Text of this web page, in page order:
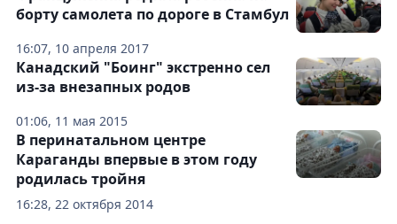
16:07, 10 апреля 2017
борту самолета по дороге в Стамбул
01:06, 11 мая 2015
Канадский "Боинг" экстренно сел
из-за внезапных родов
16:28, 22 октября 2014
В перинатальном центре
Караганды впервые в этом году
родилась тройня